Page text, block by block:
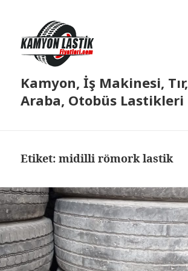
Kamyon, İş Makinesi, Tır,
Araba, Otobüs Lastikleri
Etiket:midilli römork lastik